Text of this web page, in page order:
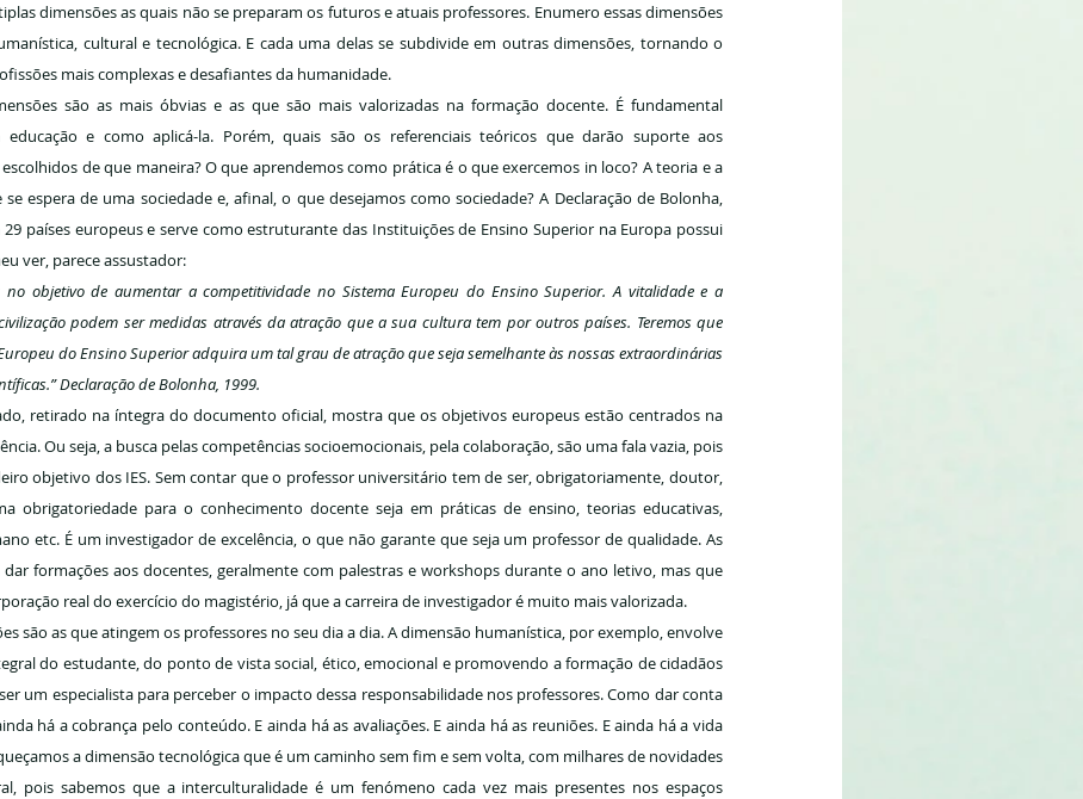
dimensões as quais não se preparam os futuros e atuais professores. Enumero essas dimensões
cultural e tecnológica. E cada uma delas se subdivide em outras dimensões, tornando o
mais complexas e desafiantes da humanidade.
são as mais óbvias e as que são mais valorizadas na formação docente. É fundamental
e como aplicá-la. Porém, quais são os referenciais teóricos que darão suporte aos
escolhidos de que maneira? O que aprendemos como prática é o que exercemos in loco? A teoria e a
espera de uma sociedade e, afinal, o que desejamos como sociedade? A Declaração de Bolonha,
países europeus e serve como estruturante das Instituições de Ensino Superior na Europa possui
ver, parece assustador:
no objetivo de aumentar a competitividade no Sistema Europeu do Ensino Superior. A vitalidade e a
podem ser medidas através da atração que a sua cultura tem por outros países. Teremos que
do Ensino Superior adquira um tal grau de atração que seja semelhante às nossas extraordinárias
Declaração de Bolonha, 1999.
retirado na íntegra do documento oficial, mostra que os objetivos europeus estão centrados na
Ou seja, a busca pelas competências socioemocionais, pela colaboração, são uma fala vazia, pois
objetivo dos IES. Sem contar que o professor universitário tem de ser, obrigatoriamente, doutor,
obrigatoriedade para o conhecimento docente seja em práticas de ensino, teorias educativas,
etc. É um investigador de excelência, o que não garante que seja um professor de qualidade. As
dar formações aos docentes, geralmente com palestras e workshops durante o ano letivo, mas que
real do exercício do magistério, já que a carreira de investigador é muito mais valorizada.
são as que atingem os professores no seu dia a dia. A dimensão humanística, por exemplo, envolve
do estudante, do ponto de vista social, ético, emocional e promovendo a formação de cidadãos
um especialista para perceber o impacto dessa responsabilidade nos professores. Como dar conta
há a cobrança pelo conteúdo. E ainda há as avaliações. E ainda há as reuniões. E ainda há a vida
a dimensão tecnológica que é um caminho sem fim e sem volta, com milhares de novidades
pois sabemos que a interculturalidade é um fenómeno cada vez mais presentes nos espaços